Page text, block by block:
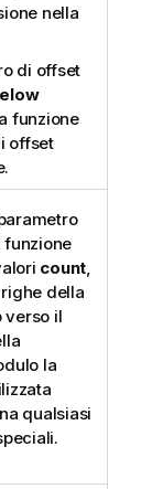
nella
di offset
funzione
offset
count
della
il
la
qualsiasi